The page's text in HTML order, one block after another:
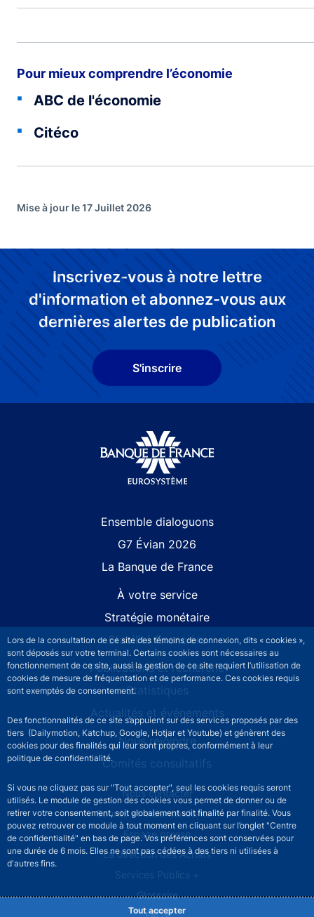
Lors de la consultation de ce site des témoins de connexion, dits « cookies »,
sont déposés sur votre terminal. Certains cookies sont nécessaires au
fonctionnement de ce site, aussi la gestion de ce site requiert l’utilisation de
cookies de mesure de fréquentation et de performance. Ces cookies requis
sont exemptés de consentement.
Des fonctionnalités de ce site s’appuient sur des services proposés par des
tiers (Dailymotion, Katchup, Google, Hotjar et Youtube) et génèrent des
cookies pour des finalités qui leur sont propres, conformément à leur
politique de confidentialité.
Si vous ne cliquez pas sur "Tout accepter", seul les cookies requis seront
utilisés. Le module de gestion des cookies vous permet de donner ou de
retirer votre consentement, soit globalement soit finalité par finalité. Vous
pouvez retrouver ce module à tout moment en cliquant sur l’onglet "Centre
de confidentialité" en bas de page. Vos préférences sont conservées pour
une durée de 6 mois. Elles ne sont pas cédées à des tiers ni utilisées à
d'autres fins.
Tout accepter
Pour mieux comprendre l’économie
ABC de l'économie
Citéco
Mise à jour le 17 Juillet 2026
Inscrivez-vous à notre lettre
d'information et abonnez-vous aux
dernières alertes de publication
S'inscrire
Ensemble dialoguons
G7 Évian 2026
La Banque de France
À votre service
Stratégie monétaire
Stabilité financière
Publications et recherche
Statistiques
Actualités et événements
Nous rejoindre
Comités consultatifs
Footer secondary menuNous contacter
Sourds et malentendants
Espace presse
La direction des Achats
Services Publics +
Glossaire